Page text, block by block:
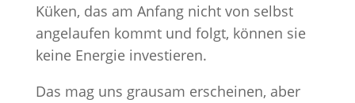
Küken, das am Anfang nicht von selbst
angelaufen kommt und folgt, können sie
keine Energie investieren.
Das mag uns grausam erscheinen, aber